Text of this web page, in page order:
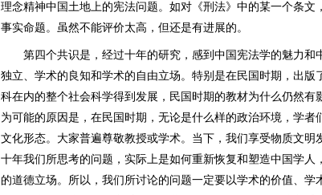
理念精神中国土地上的宪法问题。如对《刑法》中的某一个条
事实命题。虽然不能评价太高，但还是有进展的。
第四个共识是，经过十年的研究，感到中国宪法学的魅力
独立、学术的良知和学术的自由立场。特别是在民国时期，出
科在内的整个社会科学得到发展，民国时期的教材为什么仍然
为可能的原因是，在民国时期，无论是什么样的政治环境，学
文化形态。大家普遍尊敬教授或学术。当下，我们享受物质文
十年我们所思考的问题，实际上是如何重新恢复和塑造中国学
的道德立场。所以，我们所讨论的问题一定要以学术的价值、